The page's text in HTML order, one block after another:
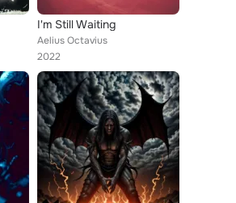
I'm Still Waiting
Aelius Octavius
2022